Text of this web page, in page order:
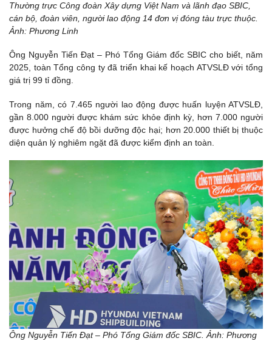
Thường trực Công đoàn Xây dựng Việt Nam và lãnh đạo SBIC,
cán bộ, đoàn viên, người lao động 14 đơn vị đóng tàu trực thuộc.
Ảnh: Phương Linh
Ông Nguyễn Tiến Đạt – Phó Tổng Giám đốc SBIC cho biết, năm
2025, toàn Tổng công ty đã triển khai kế hoạch ATVSLĐ với tổng
giá trị 99 tỉ đồng.
Trong năm, có 7.465 người lao động được huấn luyện ATVSLĐ,
gần 8.000 người được khám sức khỏe định kỳ, hơn 7.000 người
được hưởng chế độ bồi dưỡng độc hại; hơn 20.000 thiết bị thuộc
diện quản lý nghiêm ngặt đã được kiểm định an toàn.
Ông Nguyễn Tiến Đạt – Phó Tổng Giám đốc SBIC. Ảnh: Phương